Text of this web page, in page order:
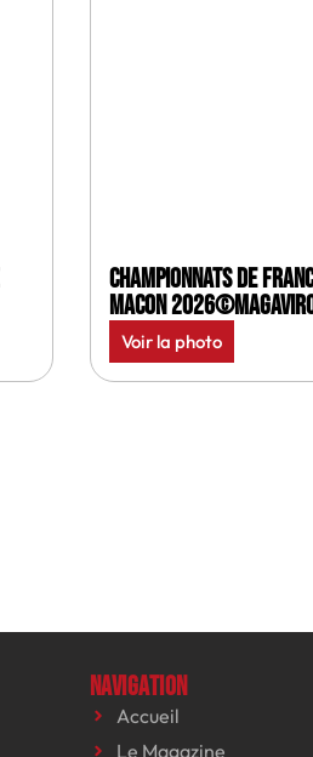
Championnats de
Macon
Voir la photo
Navigation
Accueil
Le Magazine